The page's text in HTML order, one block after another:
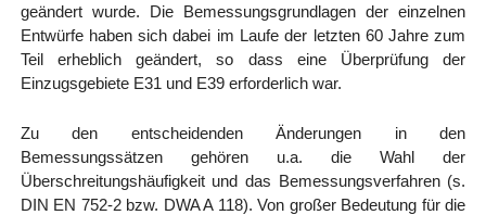
geändert wurde. Die Bemessungsgrundlagen der einzelnen
Entwürfe haben sich dabei im Laufe der letzten 60 Jahre zum
Teil erheblich geändert, so dass eine Überprüfung der
Einzugsgebiete E31 und E39 erforderlich war.
Zu den entscheidenden Änderungen in den
Bemessungssätzen gehören u.a. die Wahl der
Überschreitungshäufigkeit und das Bemessungsverfahren (s.
DIN EN 752-2 bzw. DWA A 118). Von großer Bedeutung für die